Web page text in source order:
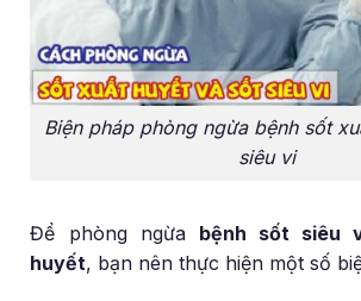
Biện pháp phòng ngừa bệnh sốt
siêu vi
Để phòng ngừa bệnh sốt siêu
huyết, bạn nên thực hiện một số